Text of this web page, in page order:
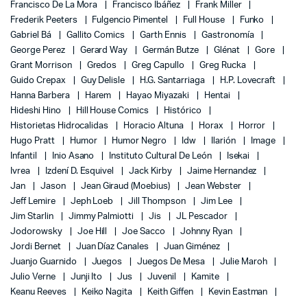
Francisco De La Mora
Francisco Ibáñez
Frank Miller
Frederik Peeters
Fulgencio Pimentel Full House
Funko
Gabriel Bá
Gallito Comics Garth Ennis
Gastronomía
George Perez
Gerard Way Germán Butze Glénat
Gore
Grant Morrison
Gredos Greg Capullo
Greg Rucka
Guido Crepax
Guy Delisle H.G. Santarriaga
H.P. Lovecraft
Hanna Barbera
Harem Hayao Miyazaki
Hentai
Hideshi Hino
Hill House Comics
Histórico
Historietas Hidrocalidas
Horacio Altuna Horax
Horror
Hugo Pratt
Humor Humor Negro Idw Ilarión
Image
Infantil
Inio Asano Instituto Cultural De León
Isekai
Ivrea
Izdení D. Esquivel Jack Kirby
Jaime Hernandez
Jan
Jason Jean Giraud (Moebius)
Jean Webster
Jeff Lemire
Jeph Loeb Jill Thompson
Jim Lee
Jim Starlin
Jimmy Palmiotti Jis
JL Pescador
Jodorowsky
Joe Hill Joe Sacco
Johnny Ryan
Jordi Bernet
Juan Díaz Canales
Juan Giménez
Juanjo Guarnido
Juegos Juegos De Mesa
Julie Maroh
Julio Verne
Junji Ito Jus Juvenil
Kamite
Keanu Reeves
Keiko Nagita Keith Giffen
Kevin Eastman